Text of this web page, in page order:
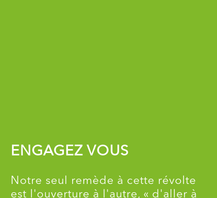
ENGAGEZ VOUS
Notre seul remède à cette révolte
est l'ouverture à l'autre, « d'aller à